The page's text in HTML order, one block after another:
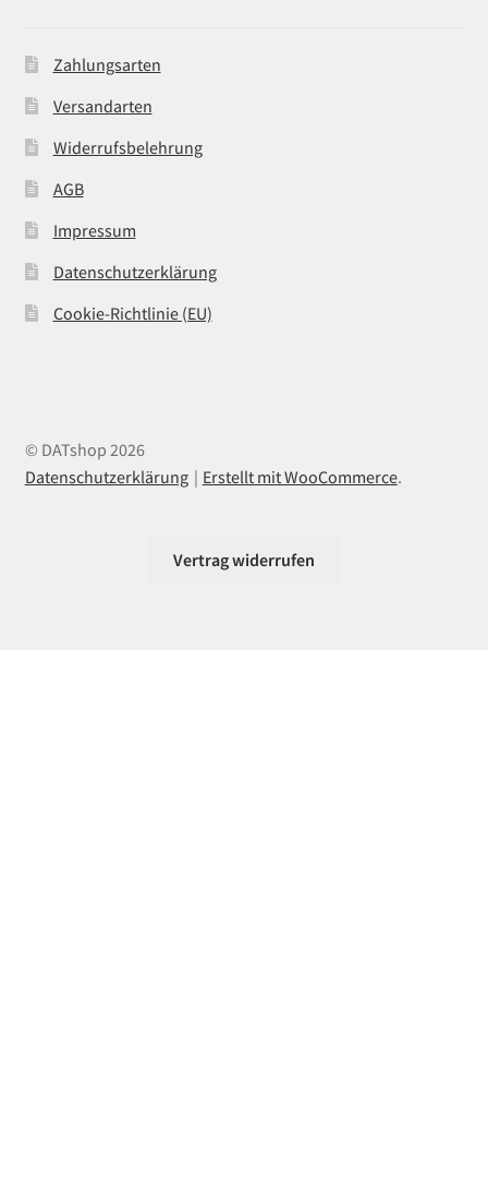
Zahlungsarten
Versandarten
Widerrufsbelehrung
AGB
Impressum
Datenschutzerklärung
Cookie-Richtlinie (EU)
© DATshop 2026
Datenschutzerklärung
Erstellt mit WooCommerce.
Vertrag widerrufen